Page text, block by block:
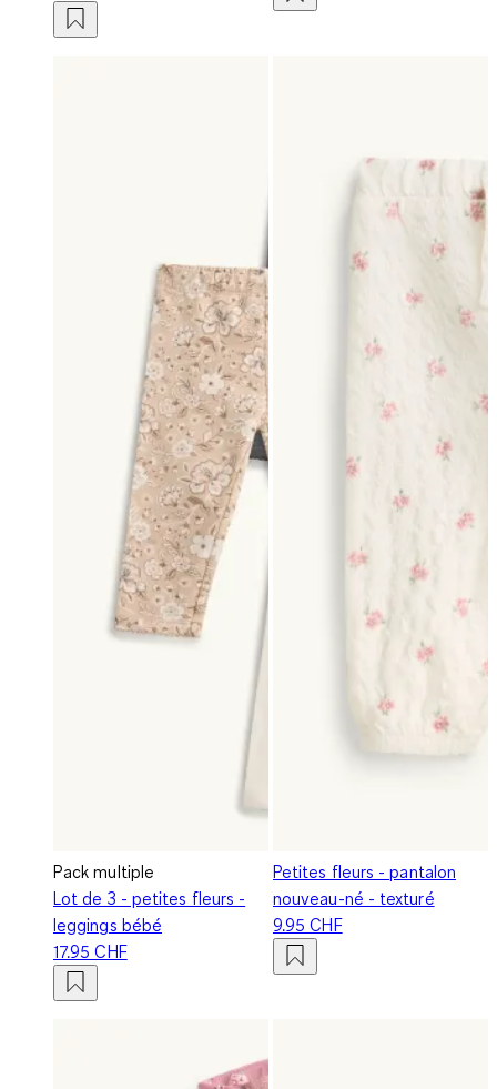
Pack multiple
Lot de 3 - petites fleurs -
leggings bébé
17.95 CHF
Petites fleurs - pantalon
nouveau-né - texturé
9.95 CHF